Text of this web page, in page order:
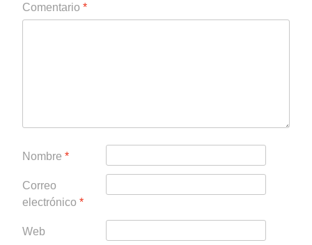
Comentario *
Nombre *
Correo
electrónico *
Web